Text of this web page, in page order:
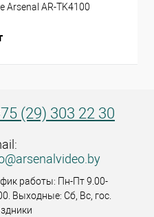
Arsenal AR-TK4100
(29) 303 22 30
работы: Пн-Пт 9.00-
Выходные: Сб, Вс, гос.